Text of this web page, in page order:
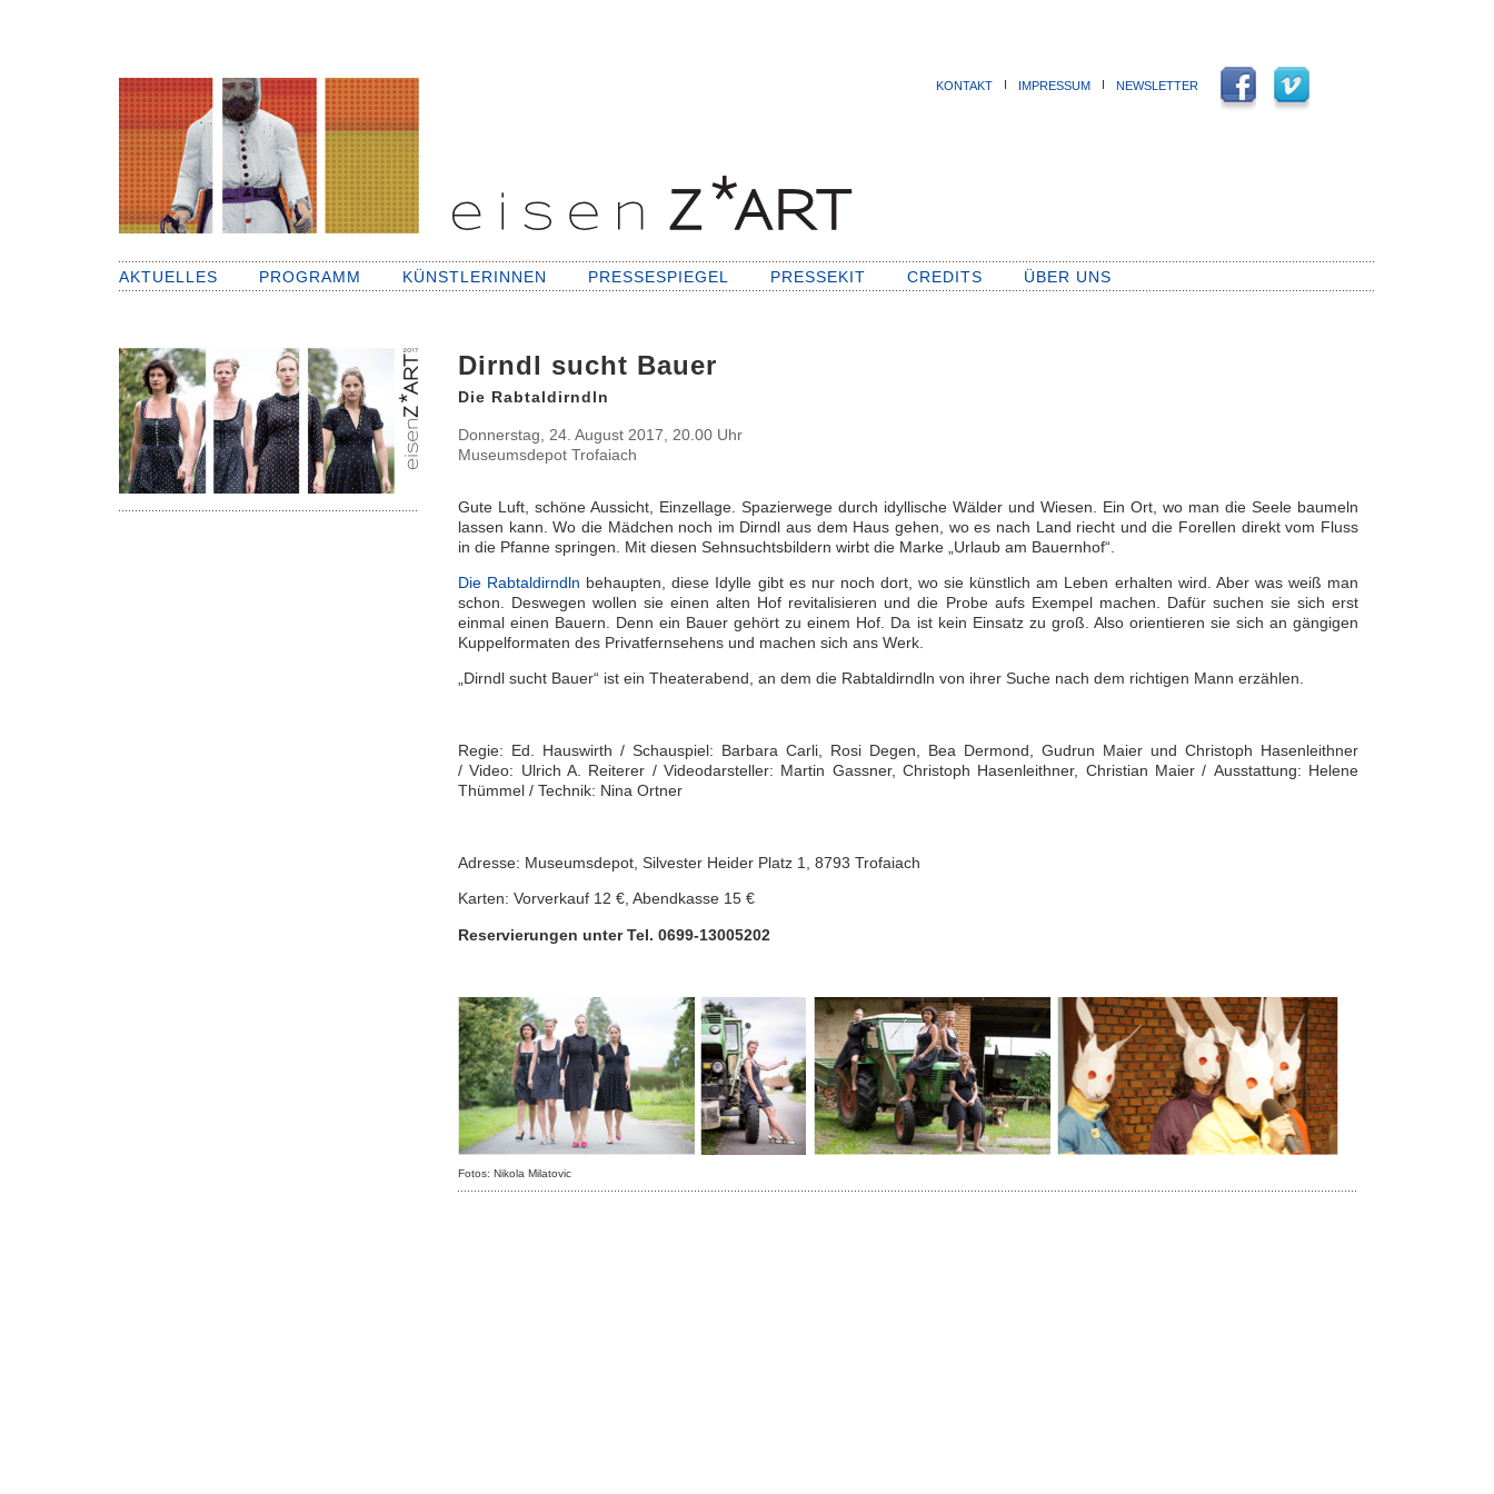
KONTAKT Ι IMPRESSUM Ι NEWSLETTER
AKTUELLES PROGRAMM KÜNSTLERINNEN PRESSESPIEGEL PRESSEKIT CREDITS ÜBER UNS
Dirndl sucht Bauer
Die Rabtaldirndln
Donnerstag, 24. August 2017, 20.00 Uhr
Museumsdepot Trofaiach
Gute Luft, schöne Aussicht, Einzellage. Spazierwege durch idyllische Wälder und Wiesen. Ein Ort, wo man die Seele baumeln
lassen kann. Wo die Mädchen noch im Dirndl aus dem Haus gehen, wo es nach Land riecht und die Forellen direkt vom Fluss
in die Pfanne springen. Mit diesen Sehnsuchtsbildern wirbt die Marke „Urlaub am Bauernhof“.
Die Rabtaldirndln behaupten, diese Idylle gibt es nur noch dort, wo sie künstlich am Leben erhalten wird. Aber was weiß man
schon. Deswegen wollen sie einen alten Hof revitalisieren und die Probe aufs Exempel machen. Dafür suchen sie sich erst
einmal einen Bauern. Denn ein Bauer gehört zu einem Hof. Da ist kein Einsatz zu groß. Also orientieren sie sich an gängigen
Kuppelformaten des Privatfernsehens und machen sich ans Werk.
„Dirndl sucht Bauer“ ist ein Theaterabend, an dem die Rabtaldirndln von ihrer Suche nach dem richtigen Mann erzählen.
Regie: Ed. Hauswirth / Schauspiel: Barbara Carli, Rosi Degen, Bea Dermond, Gudrun Maier und Christoph Hasenleithner
/ Video: Ulrich A. Reiterer / Videodarsteller: Martin Gassner, Christoph Hasenleithner, Christian Maier / Ausstattung: Helene
Thümmel / Technik: Nina Ortner
Adresse: Museumsdepot, Silvester Heider Platz 1, 8793 Trofaiach
Karten: Vorverkauf 12 €, Abendkasse 15 €
Reservierungen unter Tel. 0699-13005202
Fotos: Nikola Milatovic